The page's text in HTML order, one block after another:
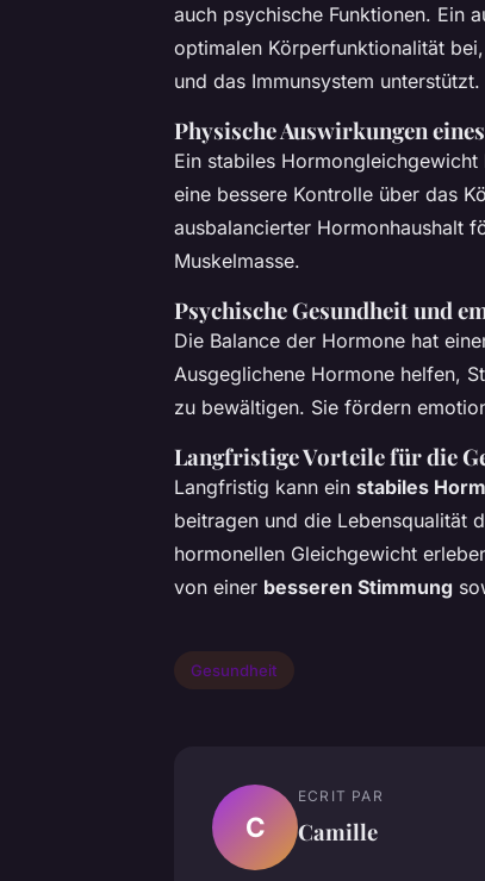
auch psychische Funktionen. Ein
optimalen Körperfunktionalität
und das Immunsystem unterstützt.
Physische Auswirkungen
Ein stabiles
eine bessere Kontrolle über das
ausbalancierter Hormonhaushalt
Muskelmasse.
Psychische Gesundheit und
Die Balance der Hormone hat
Ausgeglichene Hormone helfen,
zu bewältigen. Sie fördern
Langfristige Vorteile für die
Langfristig kann ein stabiles
beitragen und die Lebensqualität
hormonellen Gleichgewicht
von einer besseren Stimmung
Gesundheit
C
ECRIT PAR
Camille